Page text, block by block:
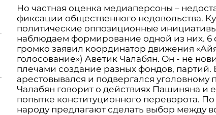
Но частная оценка медиаперсоны –
фиксации общественного недовольства.
политические оппозиционные
наблюдаем формирование одной из них. 6
громко заявил координатор движения
голосование») Аветик Чалабян. Он - не
плечами создание разных фондов, партий.
арестовывался и подвергался
Чалабян говорит о действиях Пашиняна и
попытке конституционного переворота.
народу предлагают сделать выбор между